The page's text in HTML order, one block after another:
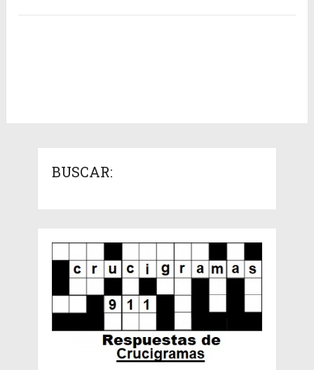
BUSCAR: